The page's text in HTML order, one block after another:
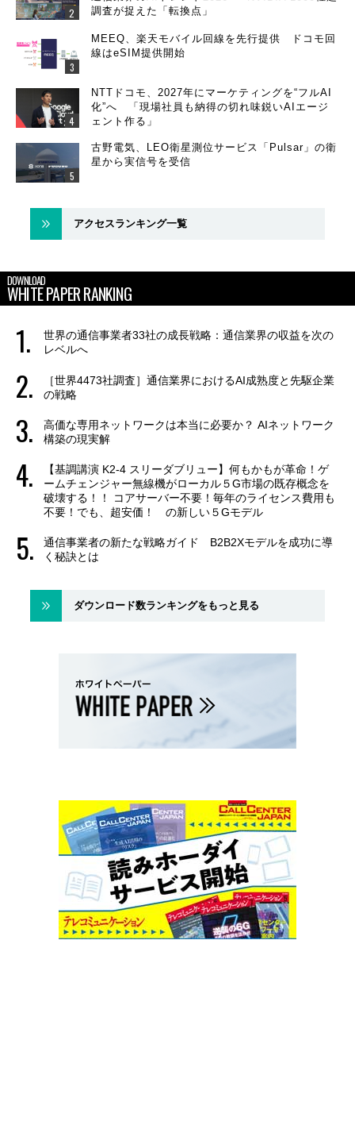
調査が捉えた「転換点」
MEEQ、楽天モバイル回線を先行提供 ドコモ回
線はeSIM提供開始
NTTドコモ、2027年にマーケティングを“フルAI
化”へ 「現場社員も納得の切れ味鋭いAIエージ
ェント作る」
古野電気、LEO衛星測位サービス「Pulsar」の衛
星から実信号を受信
アクセスランキング一覧
DOWNLOAD
WHITE PAPER RANKING
世界の通信事業者33社の成長戦略：通信業界の収益を次の
レベルへ
［世界4473社調査］通信業界におけるAI成熟度と先駆企業
の戦略
高価な専用ネットワークは本当に必要か？ AIネットワーク
構築の現実解
【基調講演 K2-4 スリーダブリュー】何もかもが革命！ゲ
ームチェンジャー無線機がローカル５G市場の既存概念を
破壊する！！ コアサーバー不要！毎年のライセンス費用も
不要！でも、超安価！ の新しい５Gモデル
通信事業者の新たな戦略ガイド B2B2Xモデルを成功に導
く秘訣とは
ダウンロード数ランキングをもっと見る